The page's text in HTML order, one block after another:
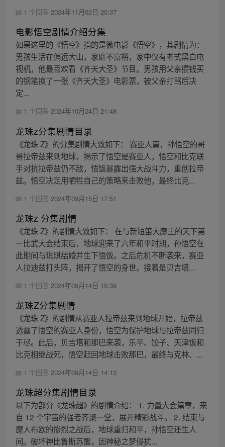
1 个回答 2024年11月02日 20:37
电影悟空剧情介绍分集
如果这里的《悟空》指的是微电影《悟空》，其剧情为：
男孩生活在偏远大山，家庭不富裕，家中仅有老式黑白电
视机，他最喜欢看《齐天大圣》节目。男孩用父亲攒钱买
的钢笔换了一张《齐天大圣》电影票，被父亲打骂后决
定...
1 个回答 2024年10月24日 21:48
龙珠z分集剧情目录
《龙珠 Z》的分集剧情大致如下： 赛亚人篇，孙悟空的哥
哥拉帝兹来到地球，揭示了悟空是赛亚人，悟空和比克联
手对抗拉帝兹仍不敌，悟饭暴露出强大战斗力，重创拉帝
兹。悟空决定用牺牲自己的策略来击败他，最终比克...
1 个回答 2024年09月15日 17:51
龙珠z 分集剧情
《龙珠 Z》的剧情大致如下： 在与新短笛大魔王的天下第
一比武大会结束后，地球迎来了六年和平时期，孙悟空在
此期间与琪琪结婚并生下悟饭。之后危机不断袭来，赛亚
人拉迪兹打头阵，揭开了悟空的身世。接着是贝吉塔...
1 个回答 2024年09月14日 15:39
龙珠Z分集剧情
《龙珠 Z》的剧情从赛亚人拉帝兹来到地球开始，拉帝兹
透露了悟空的赛亚人身份，悟空为保护地球与拉帝兹同归
于尽。此后，贝吉塔和那巴来袭，乐平、饺子、天津饭和
比克相继战死，悟空赶回地球击败那巴，最终与克林、...
1 个回答 2024年09月14日 14:13
龙珠超分集剧情目录
以下为部分《龙珠超》的剧情介绍： 1. 力量大会篇章，来
自 12 个宇宙的强者齐聚一堂，展开精彩战斗。 2. 结束与
魔人布欧的惨烈之战后，地球重归和平，孙悟空还生人
间。破坏神比鲁斯苏醒，因神秘之梦侵扰...